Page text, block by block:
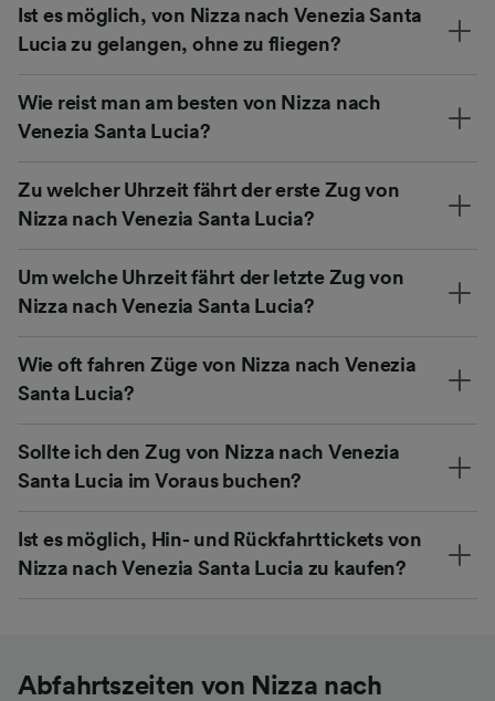
Ist es möglich, von Nizza nach Venezia Santa
Lucia zu gelangen, ohne zu fliegen?
Wie reist man am besten von Nizza nach
Venezia Santa Lucia?
Zu welcher Uhrzeit fährt der erste Zug von
Nizza nach Venezia Santa Lucia?
Um welche Uhrzeit fährt der letzte Zug von
Nizza nach Venezia Santa Lucia?
Wie oft fahren Züge von Nizza nach Venezia
Santa Lucia?
Sollte ich den Zug von Nizza nach Venezia
Santa Lucia im Voraus buchen?
Ist es möglich, Hin- und Rückfahrttickets von
Nizza nach Venezia Santa Lucia zu kaufen?
Abfahrtszeiten von Nizza nach